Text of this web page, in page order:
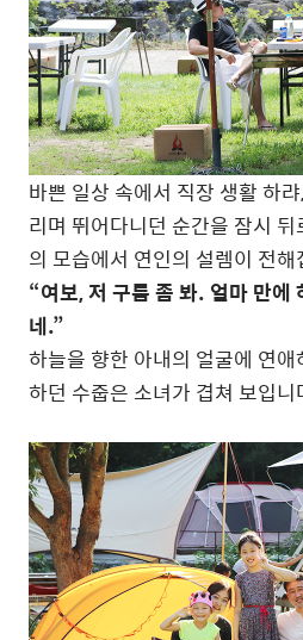
바쁜 일상 속에서 직장 생활 하
리며 뛰어다니던 순간을 잠시
의 모습에서 연인의 설렘이 전해
“여보, 저 구름 좀 봐. 얼마 만에
네.”
하늘을 향한 아내의 얼굴에 연
하던 수줍은 소녀가 겹쳐 보입니